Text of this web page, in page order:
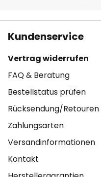
Kundenservice
Vertrag widerrufen
FAQ & Beratung
Bestellstatus prüfen
Rücksendung/Retouren
Zahlungsarten
Versandinformationen
Kontakt